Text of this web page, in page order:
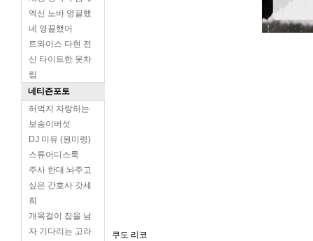
엑신 노바 영끌했
네 영끌했어
트와이스 다현 전
신 타이트한 옷차
림
네티즌포토
허벅지 자랑하는
보송이버섯
DJ 미유 (원미령)
스튜어디스룩
주사 한대 놔주고
싶은 간호사 갓세
희
개목걸이 잡을 남
자 기다리는 고라
쿠도 리코